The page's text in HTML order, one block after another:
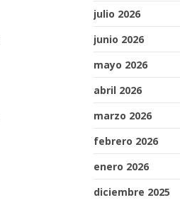
julio 2026
junio 2026
mayo 2026
abril 2026
marzo 2026
febrero 2026
enero 2026
diciembre 2025